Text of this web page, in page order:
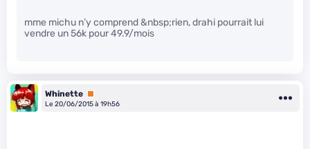
mme michu n’y comprend &nbsp;rien, drahi pourrait lui
vendre un 56k pour 49.9/mois
Whinette Premium
Le 20/06/2015 à 19h56